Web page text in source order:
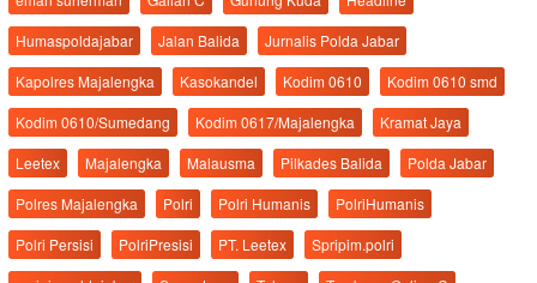
Humaspoldajabar
Jalan Balida
Jurnalis Polda Jabar
Kapolres Majalengka
Kasokandel Kodim 0610
Kodim 0610 smd
Kodim 0610/Sumedang
Kodim 0617/Majalengka
Kramat Jaya
Leetex
Majalengka Malausma Pilkades Balida
Polda Jabar
Polres Majalengka
Polri Polri Humanis
PolriHumanis
Polri Persisi
PolriPresisi PT. Leetex
Spripim.polri